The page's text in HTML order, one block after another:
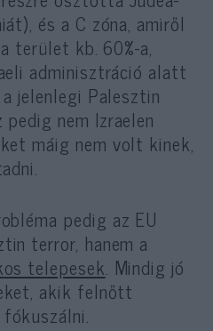
és a C zóna, amiről
terület kb. 60%-a,
adminisztráció alatt
jelenlegi Palesztin
nem Izraelen
máig nem volt kinek,
pedig az EU
terror, hanem a
telepesek. Mindig jó
akik felnőtt